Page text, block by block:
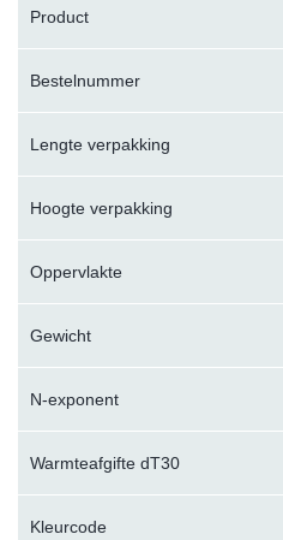
Product
Bestelnummer
Lengte verpakking
Hoogte verpakking
Oppervlakte
Gewicht
N-exponent
Warmteafgifte dT30
Kleurcode